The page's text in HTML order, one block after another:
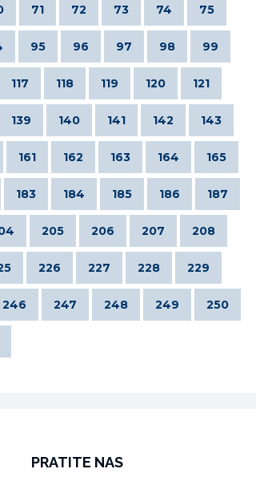
71 72 73 74 75
95 96 97 98 99
117 118 119 120 121
139 140 141 142 143
161 162 163 164 165
183 184 185 186 187
205 206 207 208
226 227 228 229
246 247 248 249 250
PRATITE NAS